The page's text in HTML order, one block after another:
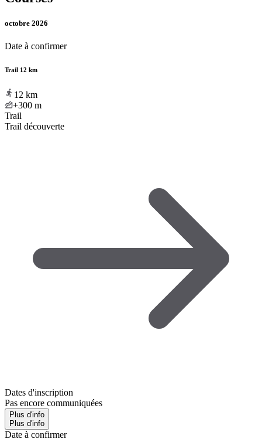
octobre 2026
Date à confirmer
Trail 12 km
12 km
+300 m
Trail
Trail découverte
Dates d'inscription
Pas encore communiquées
Plus d'info
Plus d'info
Date à confirmer